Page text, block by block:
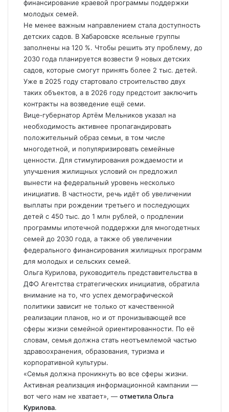
финансирование краевой программы поддержки
молодых семей.
Не менее важным направлением стала доступность
детских садов. В Хабаровске ясельные группы
заполнены на 120 %. Чтобы решить эту проблему, до
2030 года планируется возвести 9 новых детских
садов, которые смогут принять более 2 тыс. детей.
Уже в 2025 году стартовало строительство двух
таких объектов, а в 2026 году предстоит заключить
контракты на возведение ещё семи.
Вице‑губернатор Артём Мельников указал на
необходимость активнее пропагандировать
положительный образ семьи, в том числе
многодетной, и популяризировать семейные
ценности. Для стимулирования рождаемости и
улучшения жилищных условий он предложил
вынести на федеральный уровень несколько
инициатив. В частности, речь идёт об увеличении
выплаты при рождении третьего и последующих
детей с 450 тыс. до 1 млн рублей, о продлении
программы ипотечной поддержки для многодетных
семей до 2030 года, а также об увеличении
федерального финансирования жилищных программ
для молодых и сельских семей.
Ольга Курилова, руководитель представительства в
ДФО Агентства стратегических инициатив, обратила
внимание на то, что успех демографической
политики зависит не только от качественной
реализации планов, но и от пронизывающей все
сферы жизни семейной ориентированности. По её
словам, семья должна стать неотъемлемой частью
здравоохранения, образования, туризма и
корпоративной культуры.
«Семья должна проникнуть во все сферы жизни.
Активная реализация информационной кампании —
вот чего нам не хватает», — отметила Ольга
Курилова.